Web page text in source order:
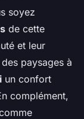
soyez
de cette
et leur
paysages à
un confort
complément,